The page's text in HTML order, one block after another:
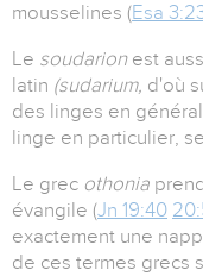
mousselines (Esa
Le soudarion est
latin (sudarium, d'où
des linges en
linge en particulier,
Le grec othonia
évangile (Jn 19:40
exactement une
de ces termes grecs